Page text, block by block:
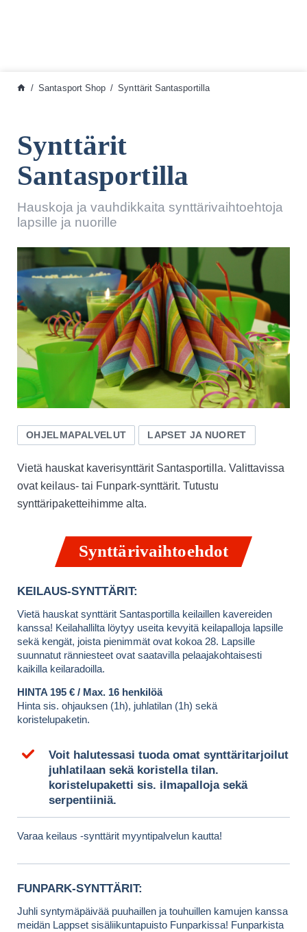
Santasport Shop Synttärit Santasportilla
Synttärit
Santasportilla
Hauskoja ja vauhdikkaita synttärivaihtoehtoja
lapsille ja nuorille
OHJELMAPALVELUT LAPSET JA NUORET
Vietä hauskat kaverisynttärit Santasportilla. Valittavissa
ovat keilaus- tai Funpark-synttärit. Tutustu
synttäripaketteihimme alta.
Synttärivaihtoehdot
KEILAUS-SYNTTÄRIT:
Vietä hauskat synttärit Santasportilla keilaillen kavereiden
kanssa! Keilahallilta löytyy useita kevyitä keilapalloja lapsille
sekä kengät, joista pienimmät ovat kokoa 28. Lapsille
suunnatut ränniesteet ovat saatavilla pelaajakohtaisesti
kaikilla keilaradoilla.
HINTA 195 € / Max. 16 henkilöä
Hinta sis. ohjauksen (1h), juhlatilan (1h) sekä
koristelupaketin.
Voit halutessasi tuoda omat synttäritarjoilut
juhlatilaan sekä koristella tilan.
koristelupaketti sis. ilmapalloja sekä
serpentiiniä.
Varaa keilaus -synttärit myyntipalvelun kautta!
FUNPARK-SYNTTÄRIT:
Juhli syntymäpäivää puuhaillen ja touhuillen kamujen kanssa
meidän Lappset sisäliikuntapuisto Funparkissa! Funparkista